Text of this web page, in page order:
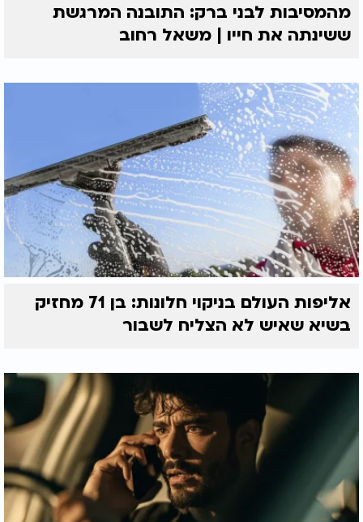
מהמסיבות לבני ברק: התובנה המרגשת
ששינתה את חייו | משאל רחוב
אליפות העולם בניקוי חלונות: בן 71 מחזיק
בשיא שאיש לא הצליח לשבור